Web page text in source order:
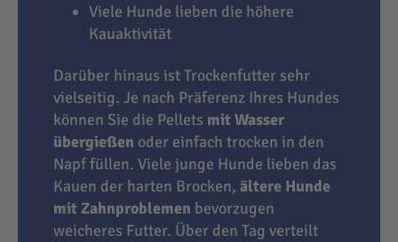
Viele Hunde lieben die höhere
Kauaktivität
Darüber hinaus ist Trockenfutter sehr
vielseitig. Je nach Präferenz Ihres Hundes
können Sie die Pellets mit Wasser
übergießen oder einfach trocken in den
Napf füllen. Viele junge Hunde lieben das
Kauen der harten Brocken, ältere Hunde
mit Zahnproblemen bevorzugen
weicheres Futter. Über den Tag verteilt